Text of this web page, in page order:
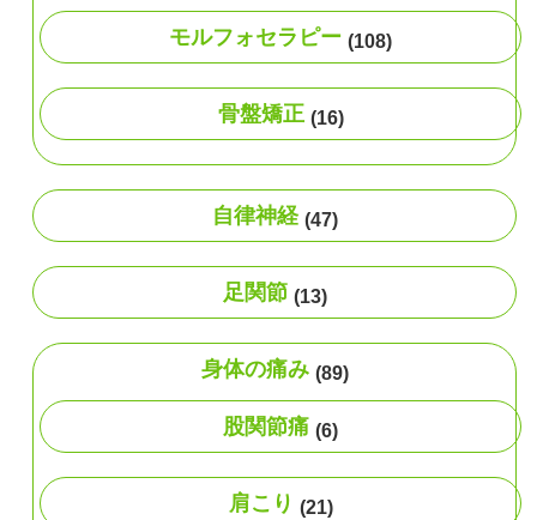
モルフォセラピー (108)
骨盤矯正 (16)
自律神経 (47)
足関節 (13)
身体の痛み (89)
股関節痛 (6)
肩こり (21)